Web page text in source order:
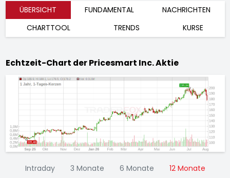
ÜBERSICHT FUNDAMENTAL
NACHRICHTEN
CHARTTOOL
TRENDS KURSE
Echtzeit-Chart der Pricesmart Inc. Aktie
Intraday 3 Monate 6 Monate
12 Monate